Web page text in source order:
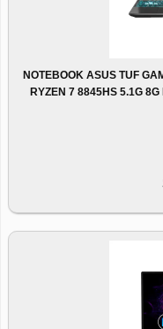
NOTEBOOK ASUS TUF
RYZEN 7 8845HS 5.1G